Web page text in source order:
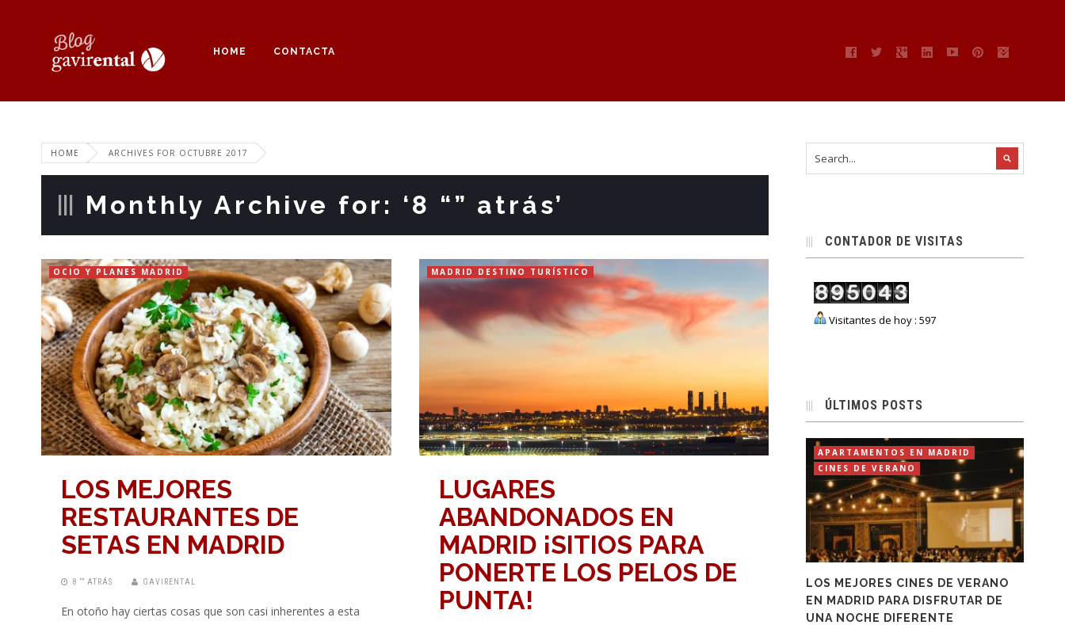
HOME CONTACTA
HOME ARCHIVES FOR OCTUBRE 2017
Monthly Archive for: ‘8 “” atrás’
OCIO Y PLANES MADRID
LOS MEJORES
RESTAURANTES DE
SETAS EN MADRID
8 “” ATRÁS GAVIRENTAL
En otoño hay ciertas cosas que son casi inherentes a esta
MADRID DESTINO TURÍSTICO
LUGARES
ABANDONADOS EN
MADRID ¡SITIOS PARA
PONERTE LOS PELOS DE
PUNTA!
CONTADOR DE VISITAS
Visitantes de hoy : 597
ÚLTIMOS POSTS
APARTAMENTOS EN MADRID
CINES DE VERANO
LOS MEJORES CINES DE VERANO
EN MADRID PARA DISFRUTAR DE
UNA NOCHE DIFERENTE